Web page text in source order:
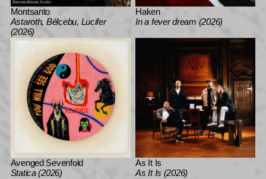
Montsanto
Astaroth, Bélcebu, Lucifer
(2026)
Haken
In a fever dream (2026)
Avenged Sevenfold
Statica (2026)
As It Is
As It Is (2026)